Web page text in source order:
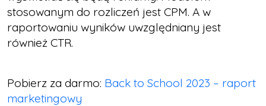
stosowanym do rozliczeń jest CPM. A w
raportowaniu wyników uwzględniany jest
również CTR.
Pobierz za darmo: Back to School 2023 – raport
marketingowy